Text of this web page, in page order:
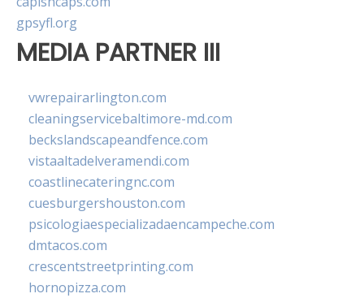
gpsyfl.org
MEDIA PARTNER III
vwrepairarlington.com
cleaningservicebaltimore-md.com
beckslandscapeandfence.com
vistaaltadelveramendi.com
coastlinecateringnc.com
cuesburgershouston.com
psicologiaespecializadaencampeche.com
dmtacos.com
crescentstreetprinting.com
hornopizza.com